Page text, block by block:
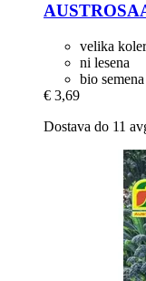
velika
ni lesena
bio semena
€ 3,69
Dostava do 11